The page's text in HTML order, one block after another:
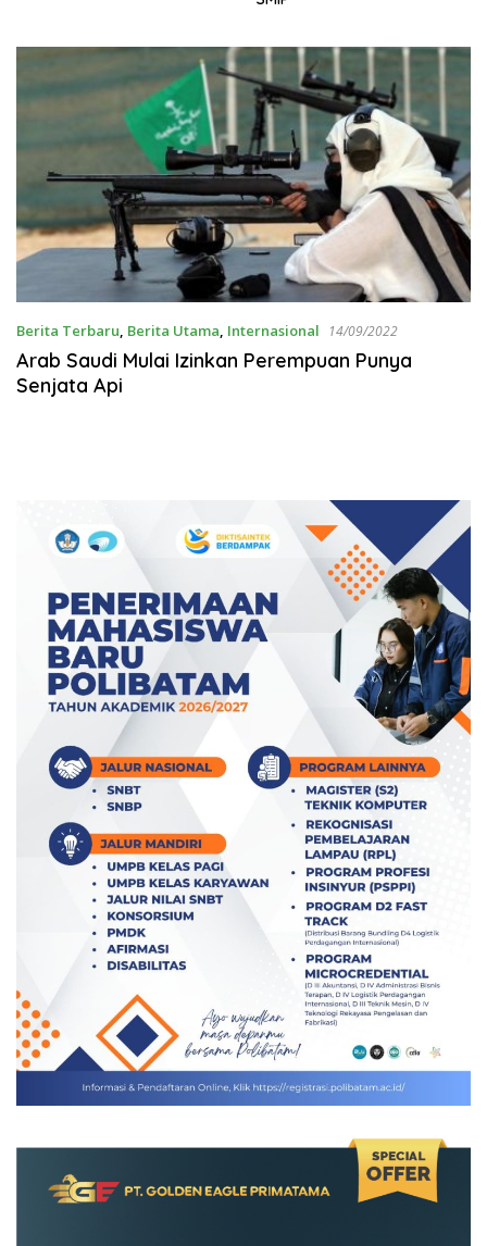
Berita Terbaru, Berita Utama, Internasional 14/09/2022
Arab Saudi Mulai Izinkan Perempuan Punya
Senjata Api